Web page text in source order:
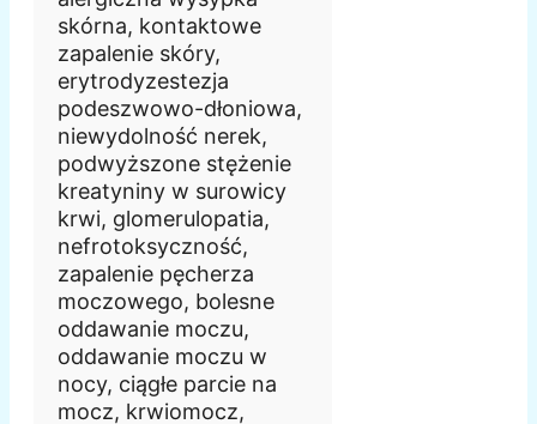
skórna, kontaktowe
zapalenie skóry,
erytrodyzestezja
podeszwowo-dłoniowa,
niewydolność nerek,
podwyższone stężenie
kreatyniny w surowicy
krwi, glomerulopatia,
nefrotoksyczność,
zapalenie pęcherza
moczowego, bolesne
oddawanie moczu,
oddawanie moczu w
nocy, ciągłe parcie na
mocz, krwiomocz,